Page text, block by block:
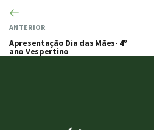
ANTERIOR
Apresentação Dia das Mães- 4º
ano Vespertino